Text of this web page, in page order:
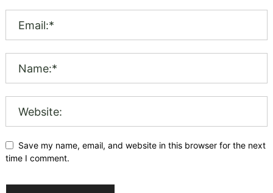
Save my name, email, and website in this browser for the next
time I comment.